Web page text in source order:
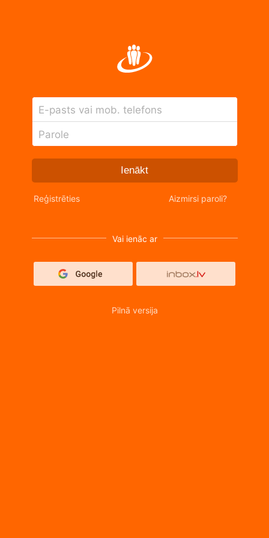
E-pasts vai mob. telefons
Parole
Ienākt
Reģistrēties Aizmirsi paroli?
Vai ienāc ar
Pilnā versija